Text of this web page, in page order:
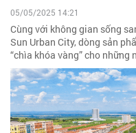
05/05/2025 14:21
Cùng với không gian sống
Sun Urban City, dòng sản
“chìa khóa vàng” cho những